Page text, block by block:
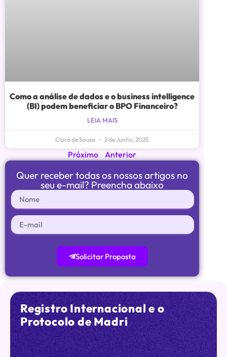
Como a análise de dados e o business intelligence
(BI) podem beneficiar o BPO Financeiro?
LEIA MAIS
Clara de Souza 2 de Junho, 2025
Próximo Anterior
Quer receber todas os nossos artigos no
seu e-mail? Preencha abaixo
Solicitar Proposta
Registro Internacional e o
Protocolo de Madri